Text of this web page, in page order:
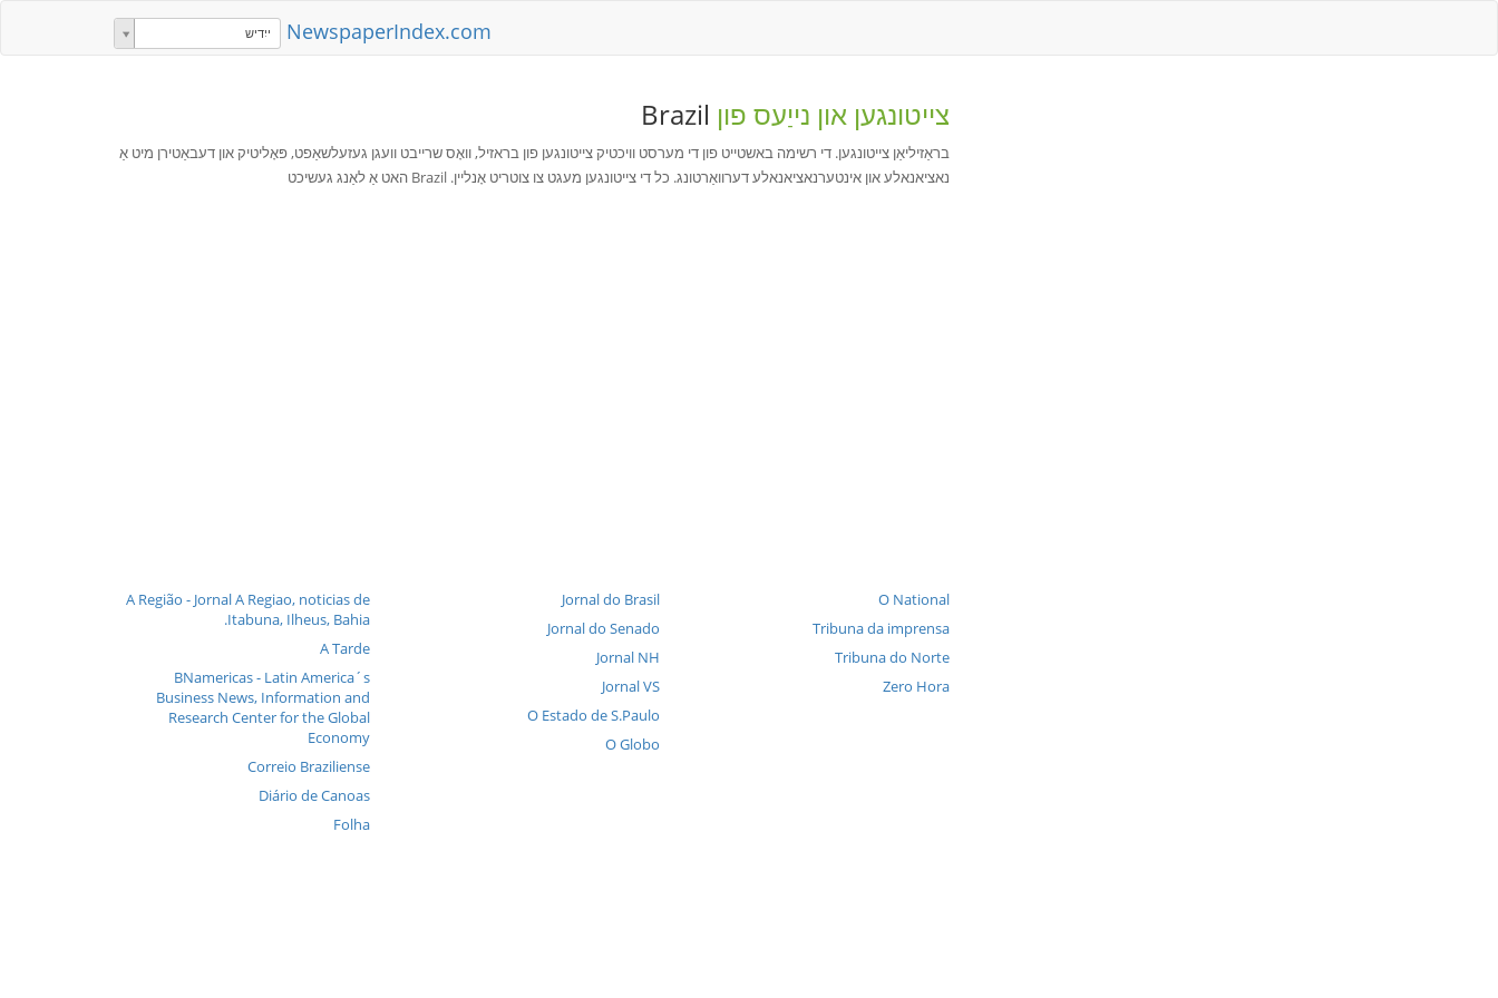
NewspaperIndex.com ייִדיש
צייטונגען און נייַעס פון Brazil
בראַזיליאַן צייטונגען. די רשימה באשטייט פון די מערסט וויכטיק צייטונגען פון בראזיל, וואָס שרייבט וועגן געזעלשאַפט, פּאָליטיק און דעבאַטירן מיט אַ
נאציאנאלע און אינטערנאציאנאלע דערוואַרטונג. כל די צייטונגען מעגט צו צוטריט אָנליין. Brazil האט אַ לאַנג געשיכט
A Região - Jornal A Regiao, noticias de
Itabuna, Ilheus, Bahia.
A Tarde
BNamericas - Latin America´s
Business News, Information and
Research Center for the Global
Economy
Correio Braziliense
Diário de Canoas
Folha
Jornal do Brasil
Jornal do Senado
Jornal NH
Jornal VS
O Estado de S.Paulo
O Globo
O National
Tribuna da imprensa
Tribuna do Norte
Zero Hora